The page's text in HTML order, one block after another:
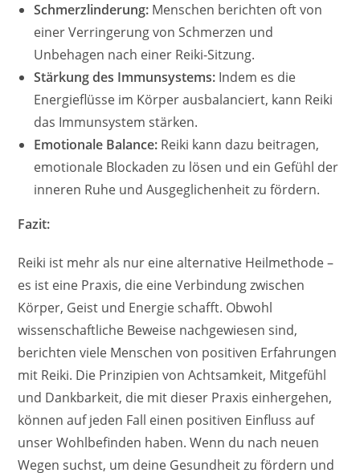
Schmerzlinderung: Menschen berichten oft von
einer Verringerung von Schmerzen und
Unbehagen nach einer Reiki-Sitzung.
Stärkung des Immunsystems: Indem es die
Energieflüsse im Körper ausbalanciert, kann Reiki
das Immunsystem stärken.
Emotionale Balance: Reiki kann dazu beitragen,
emotionale Blockaden zu lösen und ein Gefühl der
inneren Ruhe und Ausgeglichenheit zu fördern.
Fazit:
Reiki ist mehr als nur eine alternative Heilmethode –
es ist eine Praxis, die eine Verbindung zwischen
Körper, Geist und Energie schafft. Obwohl
wissenschaftliche Beweise nachgewiesen sind,
berichten viele Menschen von positiven Erfahrungen
mit Reiki. Die Prinzipien von Achtsamkeit, Mitgefühl
und Dankbarkeit, die mit dieser Praxis einhergehen,
können auf jeden Fall einen positiven Einfluss auf
unser Wohlbefinden haben. Wenn du nach neuen
Wegen suchst, um deine Gesundheit zu fördern und